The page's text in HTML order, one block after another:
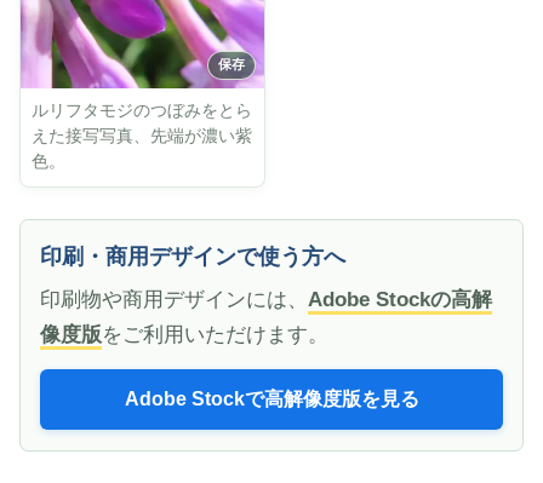
ルリフタモジのつぼみをとら
えた接写写真、先端が濃い紫
色。
印刷・商用デザインで使う方へ
印刷物や商用デザインには、 Adobe Stockの高解
像度版をご利用いただけます。
Adobe Stockで高解像度版を見る